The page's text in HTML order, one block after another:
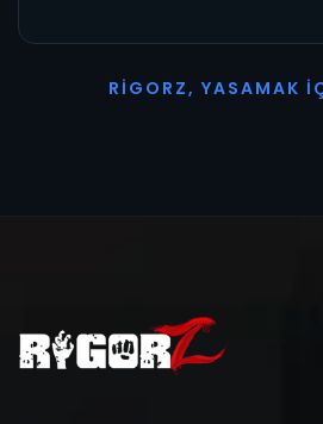
R I G O R Z, YASAMAK İ